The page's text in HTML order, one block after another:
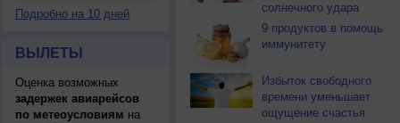
Подробно на 10 дней
ВЫЛЕТЫ
Оценка возможных
задержек авиарейсов
по метеоусловиям на
солнечного удара
9 продуктов в помощь
иммунитету
Избыток свободного
времени уменьшает
ощущение счастья